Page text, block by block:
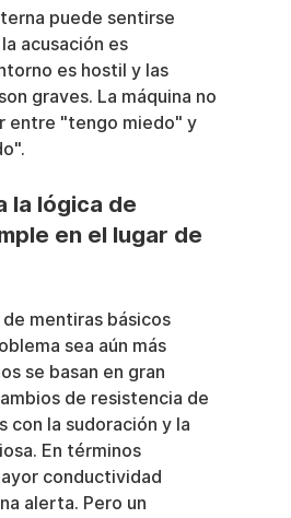
puede sentirse
acusación es
es hostil y las
graves. La máquina no
entre "tengo miedo" y
la lógica de
en el lugar de
mentiras básicos
sea aún más
se basan en gran
de resistencia de
con la sudoración y la
En términos
conductividad
alerta. Pero un